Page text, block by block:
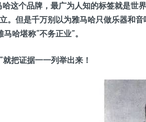
哈这个品牌，最广为人知的标签就是世
立。但是千万别以为雅马哈只做乐器和
哈堪称“不务正业”。
把证据一一列举出来！